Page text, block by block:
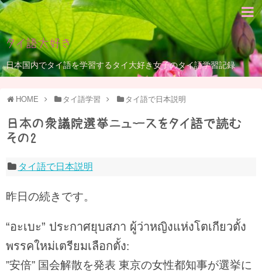
タイ語大好き
日本国内でタイ語を学習するタイ大好き女子のタイ語学習記録
HOME タイ語学習 タイ語で日本説明
日本の衆議院選挙ニュースをタイ語で読む
その2
タイ語で日本説明
昨日の続きです。
“อะเบะ” ประกาศยุบสภา ผู้ว่าหญิงแห่งโตเกียวตั้ง
พรรคใหม่เตรียมเลือกตั้ง:
”安倍” 国会解散を発表 東京の女性都知事が選挙に